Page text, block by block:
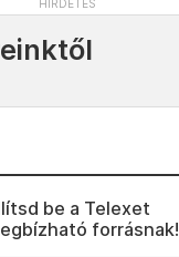
be a Telexet
forrásnak!